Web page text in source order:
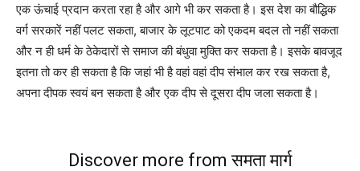
एक ऊंचाई प्रदान करता रहा है और आगे भी कर सकता है। इस देश का बौद्धिक
वर्ग सरकारें नहीं पलट सकता, बाजार के लूटपाट को एकदम बदल तो नहीं सकता
और न ही धर्म के ठेकेदारों से समाज की बंधुवा मुक्ति कर सकता है। इसके बावजूद
इतना तो कर ही सकता है कि जहां भी है वहां वहां दीप संभाल कर रख सकता है,
अपना दीपक स्वयं बन सकता है और एक दीप से दूसरा दीप जला सकता है।
Discover more from समता मार्ग